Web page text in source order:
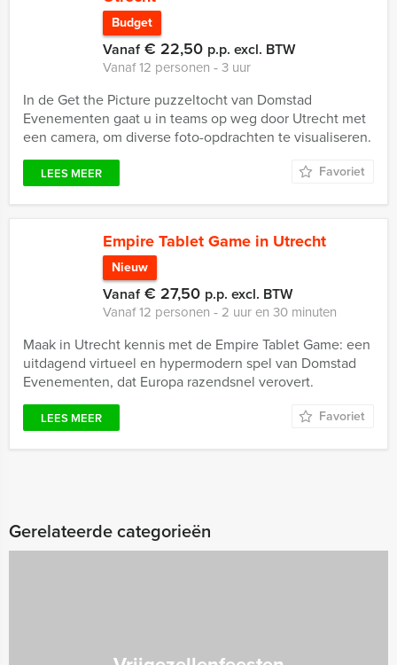
Budget
Vanaf€ 22,50 p.p. excl. BTW
Vanaf 12 personen ‐ 3 uur
In de Get the Picture puzzeltocht van Domstad
Evenementen gaat u in teams op weg door Utrecht met
een camera, om diverse foto-opdrachten te visualiseren.
LEES MEER Favoriet
Empire Tablet Game in Utrecht
Nieuw
Vanaf€ 27,50 p.p. excl. BTW
Vanaf 12 personen ‐ 2 uur en 30 minuten
Maak in Utrecht kennis met de Empire Tablet Game: een
uitdagend virtueel en hypermodern spel van Domstad
Evenementen, dat Europa razendsnel verovert.
LEES MEER Favoriet
Gerelateerde categorieën